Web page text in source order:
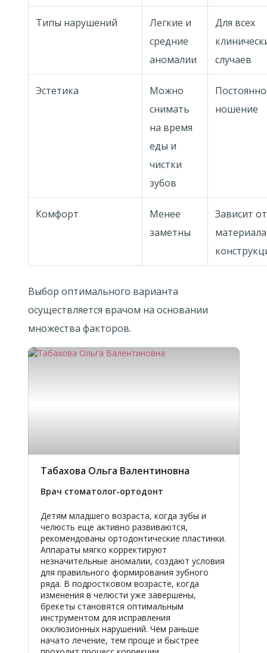
Типы нарушений
Легкие и
средние
аномалии
Для всех
случаев
Эстетика
Можно
снимать
на время
еды и
чистки
зубов
ношение
Комфорт
Менее
заметны
Зависит от
Выбор оптимального варианта
осуществляется врачом на основании
множества факторов.
Табахова Ольга Валентиновна
Врач стоматолог-ортодонт
Детям младшего возраста, когда зубы и
челюсть еще активно развиваются,
рекомендованы ортодонтические пластинки.
Аппараты мягко корректируют
незначительные аномалии, создают условия
для правильного формирования зубного
ряда. В подростковом возрасте, когда
изменения в челюсти уже завершены,
брекеты становятся оптимальным
инструментом для исправления
окклюзионных нарушений. Чем раньше
начато лечение, тем проще и быстрее